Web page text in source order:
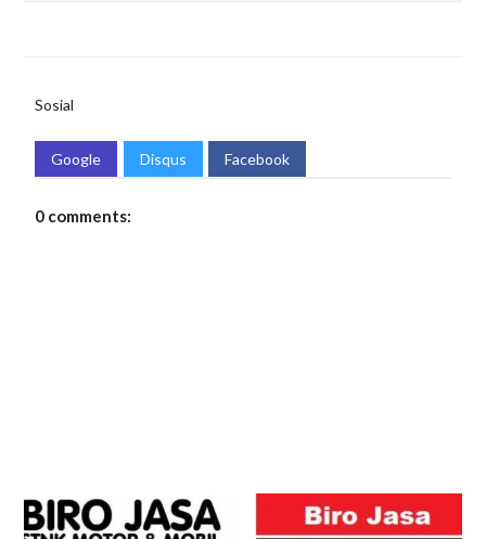
Sosial
Google Disqus Facebook
0 comments: